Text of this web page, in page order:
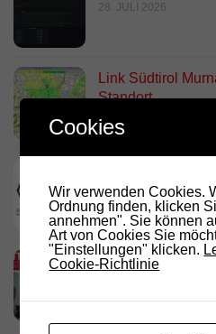
28. JULI 2026
Link Südtirol
Standort
23. JULI 2026
23. JULI 2026
D.R.C. in den
18. JULI 2026
Cookies
Wir verwenden Cookies.
Ordnung finden, klicken
annehmen". Sie können
Art von Cookies Sie
"Einstellungen" klicken.
Cookie-Richtlinie